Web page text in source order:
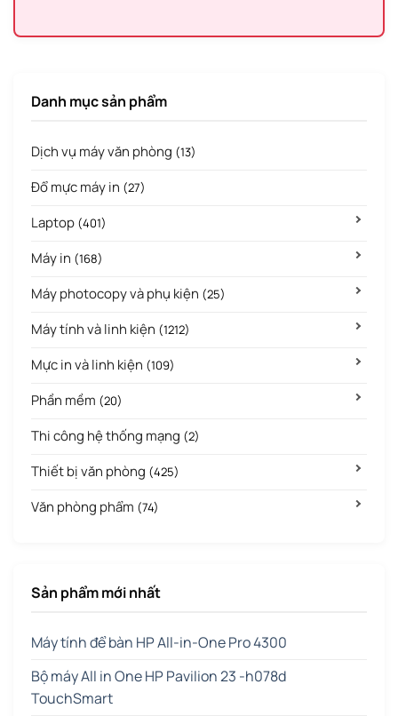
Danh mục sản phẩm
Dịch vụ máy văn phòng (13)
Đổ mực máy in (27)
Laptop (401)
Máy in (168)
Máy photocopy và phụ kiện (25)
Máy tính và linh kiện (1212)
Mực in và linh kiện (109)
Phần mềm (20)
Thi công hệ thống mạng (2)
Thiết bị văn phòng (425)
Văn phòng phẩm (74)
Sản phẩm mới nhất
Máy tính để bàn HP All-in-One Pro 4300
Bộ máy All in One HP Pavilion 23 -h078d
TouchSmart